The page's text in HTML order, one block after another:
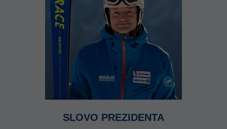
SLOVO PREZIDENTA